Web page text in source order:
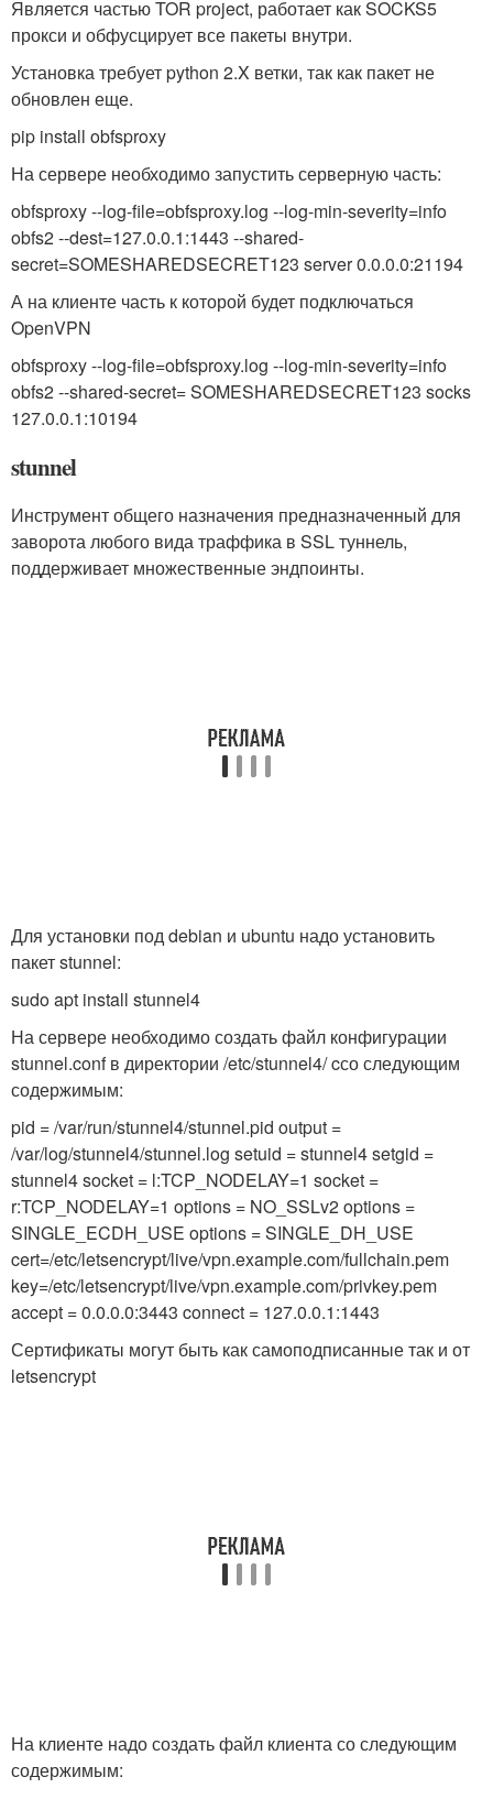
Является частью TOR project, работает как SOCKS5
прокси и обфусцирует все пакеты внутри.
Установка требует python 2.X ветки, так как пакет не
обновлен еще.
pip install obfsproxy
На сервере необходимо запустить серверную часть:
obfsproxy --log-file=obfsproxy.log --log-min-severity=info
obfs2 --dest=127.0.0.1:1443 --shared-
secret=SOMESHAREDSECRET123 server 0.0.0.0:21194
А на клиенте часть к которой будет подключаться
OpenVPN
obfsproxy --log-file=obfsproxy.log --log-min-severity=info
obfs2 --shared-secret= SOMESHAREDSECRET123 socks
127.0.0.1:10194
stunnel
Инструмент общего назначения предназначенный для
заворота любого вида траффика в SSL туннель,
поддерживает множественные эндпоинты.
Для установки под debian и ubuntu надо установить
пакет stunnel:
sudo apt install stunnel4
На сервере необходимо создать файл конфигурации
stunnel.conf в директории /etc/stunnel4/ cсо следующим
содержимым:
pid = /var/run/stunnel4/stunnel.pid output =
/var/log/stunnel4/stunnel.log setuid = stunnel4 setgid =
stunnel4 socket = l:TCP_NODELAY=1 socket =
r:TCP_NODELAY=1 options = NO_SSLv2 options =
SINGLE_ECDH_USE options = SINGLE_DH_USE
cert=/etc/letsencrypt/live/vpn.example.com/fullchain.pem
key=/etc/letsencrypt/live/vpn.example.com/privkey.pem
accept = 0.0.0.0:3443 connect = 127.0.0.1:1443
Сертификаты могут быть как самоподписанные так и от
letsencrypt
На клиенте надо создать файл клиента со следующим
содержимым: